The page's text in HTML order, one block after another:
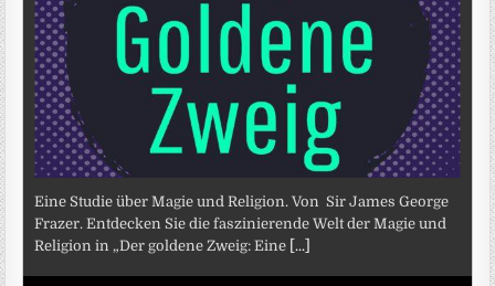
Eine Studie über Magie und Religion. Von Sir James George
Frazer. Entdecken Sie die faszinierende Welt der Magie und
Religion in „Der goldene Zweig: Eine [...]